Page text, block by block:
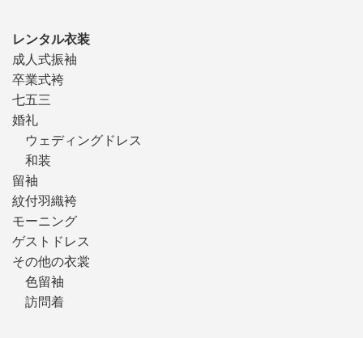
レンタル衣装
成人式振袖
卒業式袴
七五三
婚礼
ウェディングドレス
和装
留袖
紋付羽織袴
モーニング
ゲストドレス
その他の衣裳
色留袖
訪問着